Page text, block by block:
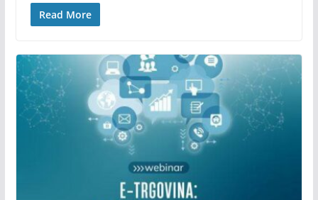
Read More